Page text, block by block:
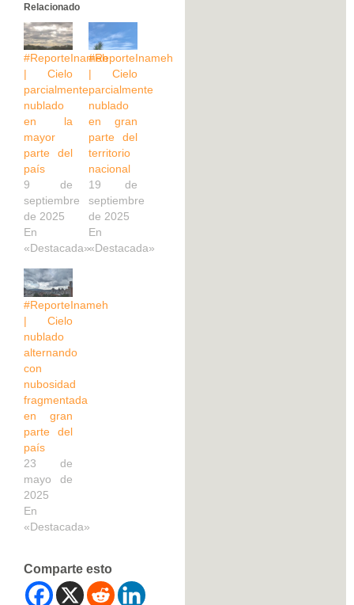
Relacionado
#ReporteInameh
| Cielo
parcialmente
nublado
en la
mayor
parte del
país
9 de
septiembre
de 2025
En
«Destacada»
#ReporteInameh
| Cielo
parcialmente
nublado
en gran
parte del
territorio
nacional
19 de
septiembre
de 2025
En
«Destacada»
#ReporteInameh
| Cielo
nublado
alternando
con
nubosidad
fragmentada
en gran
parte del
país
23 de
mayo de
2025
En
«Destacada»
Comparte esto